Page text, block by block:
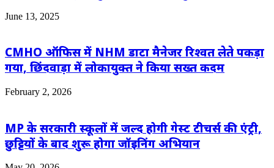
June 13, 2025
CMHO ऑफिस में NHM डाटा मैनेजर रिश्वत लेते पकड़ा
गया, छिंदवाड़ा में लोकायुक्त ने किया सख्त कदम
February 2, 2026
MP के सरकारी स्कूलों में जल्द होगी गेस्ट टीचर्स की एंट्री,
छुट्टियों के बाद शुरू होगा जॉइनिंग अभियान